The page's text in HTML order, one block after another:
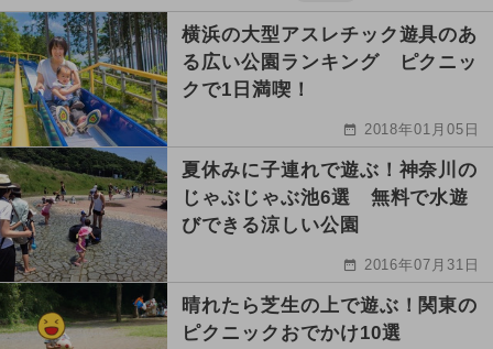
横浜の大型アスレチック遊具のあ
る広い公園ランキング ピクニッ
クで1日満喫！
2018年01月05日
夏休みに子連れで遊ぶ！神奈川の
じゃぶじゃぶ池6選 無料で水遊
びできる涼しい公園
2016年07月31日
晴れたら芝生の上で遊ぶ！関東の
ピクニックおでかけ10選